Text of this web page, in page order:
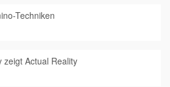
Techniken
zeigt Actual Reality